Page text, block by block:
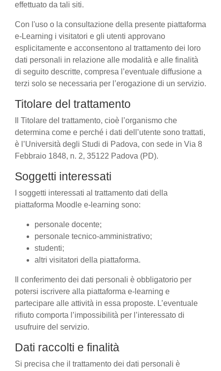
effettuato da tali siti.
Con l'uso o la consultazione della presente piattaforma
e-Learning i visitatori e gli utenti approvano
esplicitamente e acconsentono al trattamento dei loro
dati personali in relazione alle modalità e alle finalità
di seguito descritte, compresa l’eventuale diffusione a
terzi solo se necessaria per l’erogazione di un servizio.
Titolare del trattamento
Il Titolare del trattamento, cioè l’organismo che
determina come e perché i dati dell’utente sono trattati,
è l’Università degli Studi di Padova, con sede in Via 8
Febbraio 1848, n. 2, 35122 Padova (PD).
Soggetti interessati
I soggetti interessati al trattamento dati della
piattaforma Moodle e-learning sono:
personale docente;
personale tecnico-amministrativo;
studenti;
altri visitatori della piattaforma.
Il conferimento dei dati personali è obbligatorio per
potersi iscrivere alla piattaforma e-learning e
partecipare alle attività in essa proposte. L’eventuale
rifiuto comporta l’impossibilità per l’interessato di
usufruire del servizio.
Dati raccolti e finalità
Si precisa che il trattamento dei dati personali è